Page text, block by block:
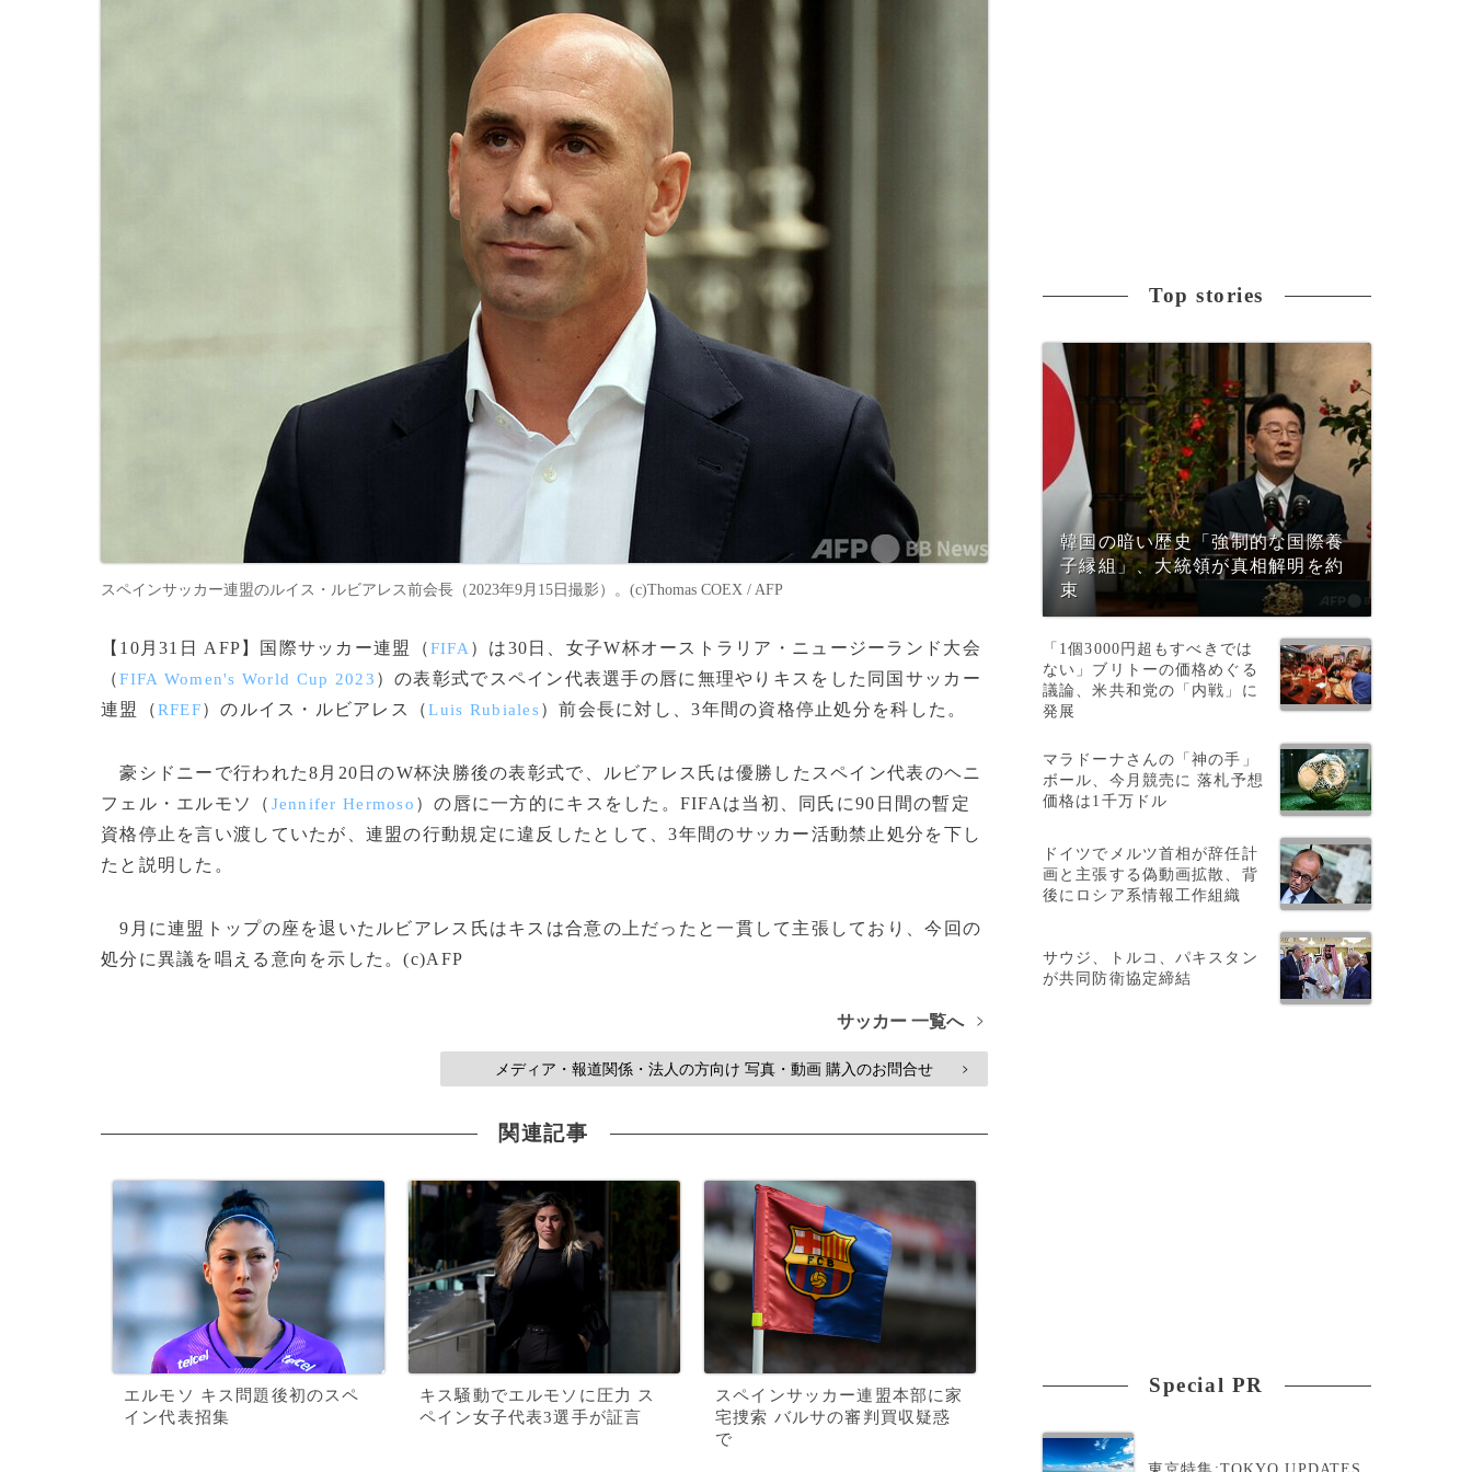
スペインサッカー連盟のルイス・ルビアレス前会長（2023年9月15日撮影）。(c)Thomas COEX / AFP
【10月31日 AFP】国際サッカー連盟（FIFA ）は30日、女子W杯オーストラリア・ニュージーランド大会
（FIFA Women's World Cup 2023 ）の表彰式でスペイン代表選手の唇に無理やりキスをした同国サッカー
連盟（RFEF）のルイス・ルビアレス（Luis Rubiales）前会長に対し、3年間の資格停止処分を科した。
豪シドニーで行われた8月20日のW杯決勝後の表彰式で、ルビアレス氏は優勝したスペイン代表のヘニ
フェル・エルモソ（ Jennifer Hermoso ）の唇に一方的にキスをした。FIFAは当初、同氏に90日間の暫定
資格停止を言い渡していたが、連盟の行動規定に違反したとして、3年間のサッカー活動禁止処分を下し
たと説明した。
9月に連盟トップの座を退いたルビアレス氏はキスは合意の上だったと一貫して主張しており、今回の
処分に異議を唱える意向を示した。(c)AFP
サッカー 一覧へ >
メディア・報道関係・法人の方向け 写真・動画 購入のお問合せ >
関連記事
エルモソ キス問題後初のスペ
イン代表招集
キス騒動でエルモソに圧力 ス
ペイン女子代表3選手が証言
スペインサッカー連盟本部に家
宅捜索 バルサの審判買収疑惑
で
Top stories
韓国の暗い歴史「強制的な国際養
子縁組」、大統領が真相解明を約
束
「1個3000円超もすべきでは
ない」ブリトーの価格めぐる
議論、米共和党の「内戦」に
発展
マラドーナさんの「神の手」
ボール、今月競売に 落札予想
価格は1千万ドル
ドイツでメルツ首相が辞任計
画と主張する偽動画拡散、背
後にロシア系情報工作組織
サウジ、トルコ、パキスタン
が共同防衛協定締結
Special PR
東京特集:TOKYO UPDATES